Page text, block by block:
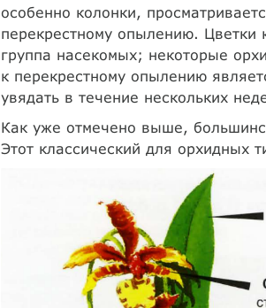
особенно колонки,
перекрестному опылению. Цветки
группа насекомых; некоторые
к перекрестному опылению
увядать в течение нескольких
Как уже отмечено выше,
Этот классический для орхидных